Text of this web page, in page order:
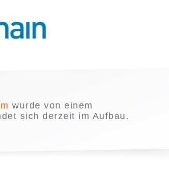
wurde von einem
sich derzeit im Aufbau.